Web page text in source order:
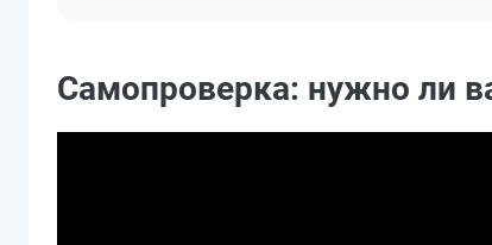
Самопроверка: нужно ли